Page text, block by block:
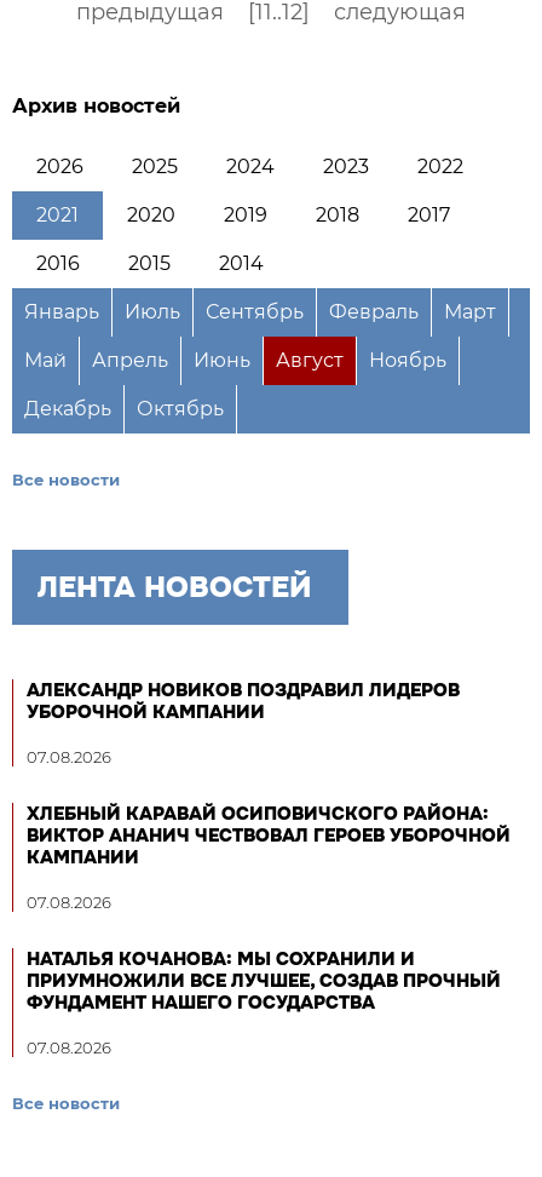
предыдущая [11..12] следующая
Архив новостей
2026 2025 2024 2023 2022
2021 2020 2019 2018 2017
2016 2015 2014
Январь Июль Сентябрь Февраль Март
Май Апрель Июнь Август Ноябрь
Декабрь Октябрь
Все новости
ЛЕНТА НОВОСТЕЙ
АЛЕКСАНДР НОВИКОВ ПОЗДРАВИЛ ЛИДЕРОВ
УБОРОЧНОЙ КАМПАНИИ
07.08.2026
ХЛЕБНЫЙ КАРАВАЙ ОСИПОВИЧСКОГО РАЙОНА:
ВИКТОР АНАНИЧ ЧЕСТВОВАЛ ГЕРОЕВ УБОРОЧНОЙ
КАМПАНИИ
07.08.2026
НАТАЛЬЯ КОЧАНОВА: МЫ СОХРАНИЛИ И
ПРИУМНОЖИЛИ ВСЕ ЛУЧШЕЕ, СОЗДАВ ПРОЧНЫЙ
ФУНДАМЕНТ НАШЕГО ГОСУДАРСТВА
07.08.2026
Все новости